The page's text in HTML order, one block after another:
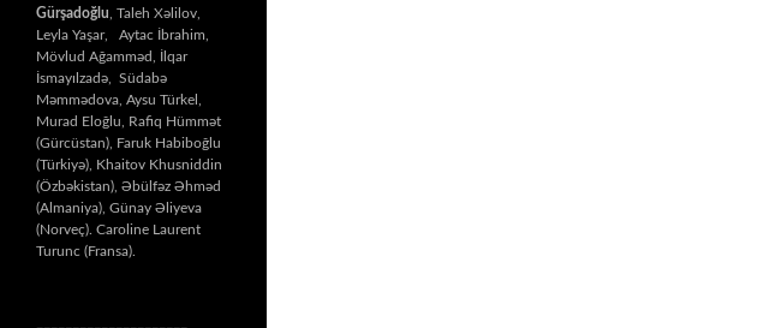
Gürşadoğlu , Taleh Xəlilov,
Leyla Yaşar, Aytac İbrahim,
Mövlud Ağamməd, İlqar
İsmayılzadə, Südabə
Məmmədova, Aysu Türkel,
Murad Eloğlu, Rafiq Hümmət
(Gürcüstan), Faruk Habiboğlu
(Türkiyə), Khaitov Khusniddin
(Özbəkistan), Əbülfəz Əhməd
(Almaniya), Günay Əliyeva
(Norveç). Caroline Laurent
Turunc (Fransa).